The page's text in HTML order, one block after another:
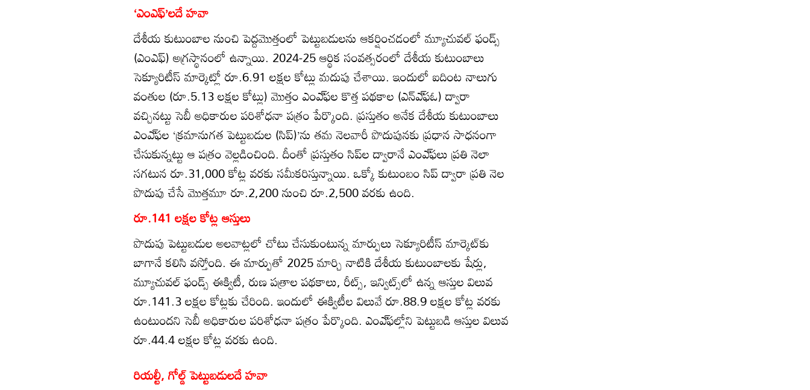
‘ఎంఎఫ్’లదే హవా
దేశీయ కుటుంబాల నుంచి పెద్దమొత్తంలో పెట్టుబడులను ఆకర్షించడంలో మ్యూచువల్‌ ఫండ్స్‌
(ఎంఎఫ్‌) అగ్రస్థానంలో ఉన్నాయి. 2024-25 ఆర్థిక సంవత్సరంలో దేశీయ కుటుంబాలు
సెక్యూరిటీస్‌ మార్కెట్లో రూ.6.91 లక్షల కోట్లు మదుపు చేశాయి. ఇందులో ఐదింట నాలుగు
వంతుల (రూ.5.13 లక్షల కోట్లు) మొత్తం ఎంఎ్‌ఫల కొత్త పథకాల (ఎన్‌ఎ్‌ఫఓ) ద్వారా
వచ్చినట్టు సెబీ అధికారుల పరిశోధనా పత్రం పేర్కొంది. ప్రస్తుతం అనేక దేశీయ కుటుంబాలు
ఎంఎ్‌ఫల ‘క్రమానుగత పెట్టుబడుల (సిప్‌)’ను తమ నెలవారీ పొదుపునకు ప్రధాన సాధనంగా
చేసుకున్నట్టు ఆ పత్రం వెల్లడించింది. దీంతో ప్రస్తుతం సిప్‌ల ద్వారానే ఎంఎ్‌ఫలు ప్రతి నెలా
సగటున రూ.31,000 కోట్ల వరకు సమీకరిస్తున్నాయి. ఒక్కో కుటుంబం సిప్‌ ద్వారా ప్రతి నెల
పొదుపు చేసే మొత్తమూ రూ.2,200 నుంచి రూ.2,500 వరకు ఉంది.
రూ.141 లక్షల కోట్ల ఆస్తులు
పొదుపు పెట్టుబడుల అలవాట్లలో చోటు చేసుకుంటున్న మార్పులు సెక్యూరిటీస్‌ మార్కెట్‌కు
బాగానే కలిసి వస్తోంది. ఈ మార్పుతో 2025 మార్చి నాటికి దేశీయ కుటుంబాలకు షేర్లు,
మ్యూచువల్‌ ఫండ్స్‌ ఈక్విటీ, రుణ పత్రాల పథకాలు, రీట్స్‌, ఇన్విట్స్‌లో ఉన్న ఆస్తుల విలువ
రూ.141.3 లక్షల కోట్లకు చేరింది. ఇందులో ఈక్విటీల విలువే రూ.88.9 లక్షల కోట్ల వరకు
ఉంటుందని సెబీ అధికారుల పరిశోధనా పత్రం పేర్కొంది. ఎంఎ్‌ఫల్లోని పెట్టుబడి ఆస్తుల విలువ
రూ.44.4 లక్షల కోట్ల వరకు ఉంది.
రియల్టీ, గోల్డ్‌ పెట్టుబడులదే హవా